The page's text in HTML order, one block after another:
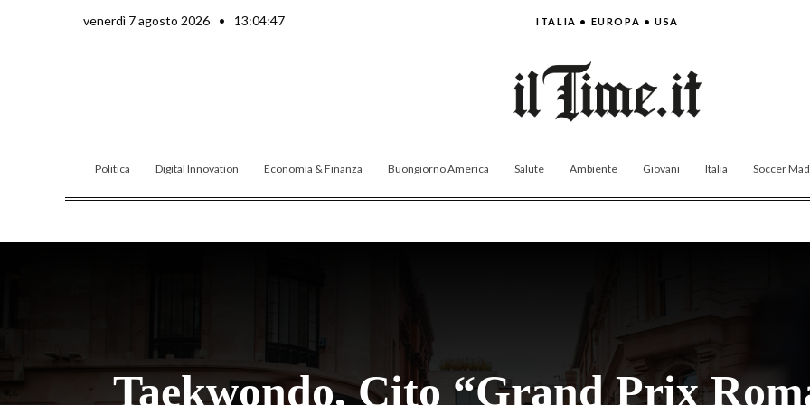
venerdì 7 agosto 2026 • 13:04:49 ITALIA • EUROPA • USA
Politica Digital Innovation Economia & Finanza Buongiorno America Salute Ambiente Giovani Italia Soccer
Taekwondo, Cito “Grand Prix